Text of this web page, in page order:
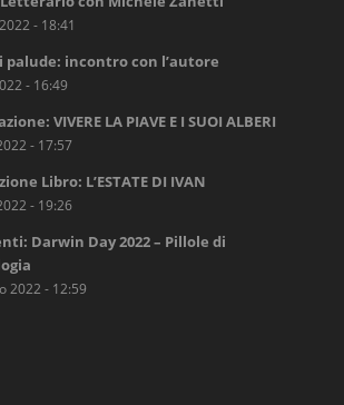
- 18:41
palude: incontro con l’autore
- 16:49
VIVERE LA PIAVE E I SUOI ALBERI
- 17:57
Libro: L’ESTATE DI IVAN
- 19:26
Darwin Day 2022 – Pillole di
2022 - 12:59